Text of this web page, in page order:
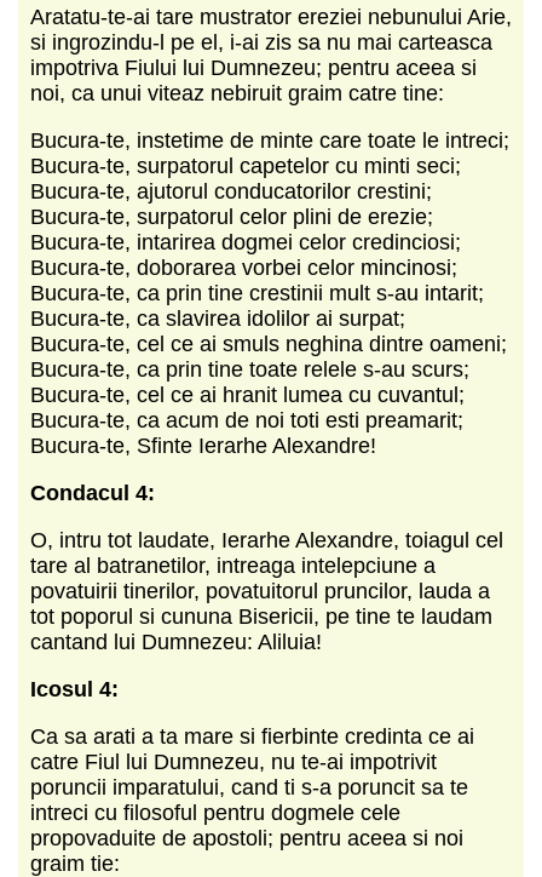
Aratatu-te-ai tare mustrator ereziei nebunului Arie,
si ingrozindu-l pe el, i-ai zis sa nu mai carteasca
impotriva Fiului lui Dumnezeu; pentru aceea si
noi, ca unui viteaz nebiruit graim catre tine:
Bucura-te, instetime de minte care toate le intreci;
Bucura-te, surpatorul capetelor cu minti seci;
Bucura-te, ajutorul conducatorilor crestini;
Bucura-te, surpatorul celor plini de erezie;
Bucura-te, intarirea dogmei celor credinciosi;
Bucura-te, doborarea vorbei celor mincinosi;
Bucura-te, ca prin tine crestinii mult s-au intarit;
Bucura-te, ca slavirea idolilor ai surpat;
Bucura-te, cel ce ai smuls neghina dintre oameni;
Bucura-te, ca prin tine toate relele s-au scurs;
Bucura-te, cel ce ai hranit lumea cu cuvantul;
Bucura-te, ca acum de noi toti esti preamarit;
Bucura-te, Sfinte Ierarhe Alexandre!
Condacul 4:
O, intru tot laudate, Ierarhe Alexandre, toiagul cel
tare al batranetilor, intreaga intelepciune a
povatuirii tinerilor, povatuitorul pruncilor, lauda a
tot poporul si cununa Bisericii, pe tine te laudam
cantand lui Dumnezeu: Aliluia!
Icosul 4:
Ca sa arati a ta mare si fierbinte credinta ce ai
catre Fiul lui Dumnezeu, nu te-ai impotrivit
poruncii imparatului, cand ti s-a poruncit sa te
intreci cu filosoful pentru dogmele cele
propovaduite de apostoli; pentru aceea si noi
graim tie: